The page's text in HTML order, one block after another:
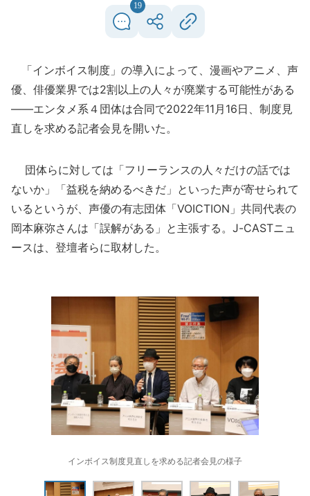
19
「インボイス制度」の導入によって、漫画やアニメ、声
優、俳優業界では2割以上の人々が廃業する可能性がある
――エンタメ系４団体は合同で2022年11月16日、制度見
直しを求める記者会見を開いた。
団体らに対しては「フリーランスの人々だけの話では
ないか」「益税を納めるべきだ」といった声が寄せられて
いるというが、声優の有志団体「VOICTION」共同代表の
岡本麻弥さんは「誤解がある」と主張する。J-CASTニュ
ースは、登壇者らに取材した。
インボイス制度見直しを求める記者会見の様子